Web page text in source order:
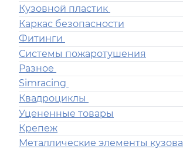
Кузовной пластик
Каркас безопасности
Фитинги
Системы пожаротушения
Разное
Simracing
Квадроциклы
Уцененные товары
Крепеж
Металлические элементы кузова